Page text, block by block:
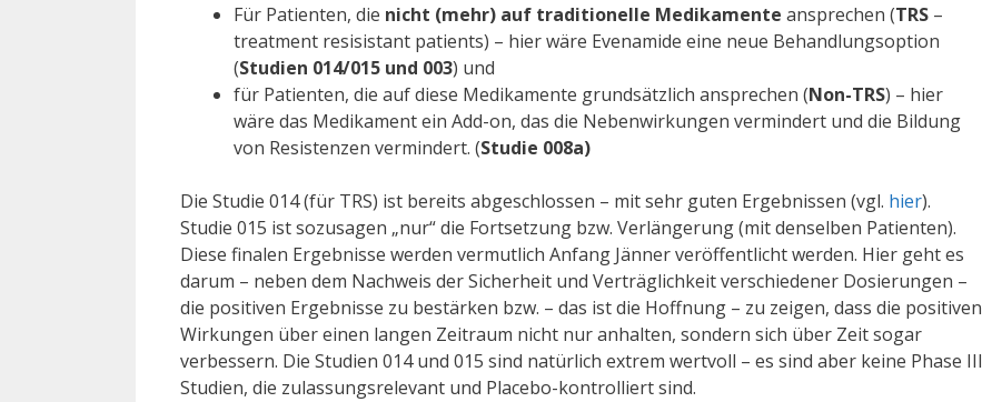
Für Patienten, die nicht (mehr) auf traditionelle Medikamente ansprechen (TRS –
treatment resisistant patients) – hier wäre Evenamide eine neue Behandlungsoption
(Studien 014/015 und 003) und
für Patienten, die auf diese Medikamente grundsätzlich ansprechen (Non-TRS) – hier
wäre das Medikament ein Add-on, das die Nebenwirkungen vermindert und die Bildung
von Resistenzen vermindert. (Studie 008a)
Die Studie 014 (für TRS) ist bereits abgeschlossen – mit sehr guten Ergebnissen (vgl. hier).
Studie 015 ist sozusagen „nur“ die Fortsetzung bzw. Verlängerung (mit denselben Patienten).
Diese finalen Ergebnisse werden vermutlich Anfang Jänner veröffentlicht werden. Hier geht es
darum – neben dem Nachweis der Sicherheit und Verträglichkeit verschiedener Dosierungen –
die positiven Ergebnisse zu bestärken bzw. – das ist die Hoffnung – zu zeigen, dass die positiven
Wirkungen über einen langen Zeitraum nicht nur anhalten, sondern sich über Zeit sogar
verbessern. Die Studien 014 und 015 sind natürlich extrem wertvoll – es sind aber keine Phase III
Studien, die zulassungsrelevant und Placebo-kontrolliert sind.